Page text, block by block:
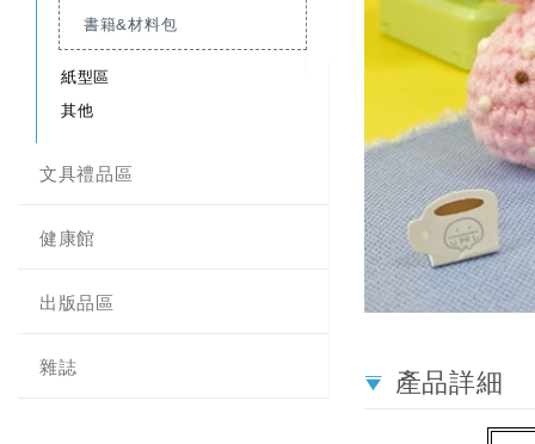
書籍&材料包
紙型區
其他
文具禮品區
健康館
出版品區
雜誌 產品詳細